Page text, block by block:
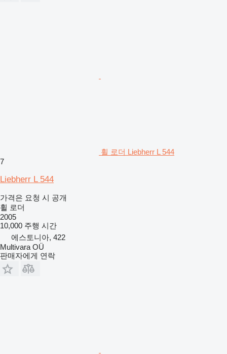
휠 로더 Liebherr L 544
7
Liebherr L 544
가격은 요청 시 공개
휠 로더
2005
10,000 주행 시간
에스토니아, 422
Multivara OÜ
판매자에게 연락